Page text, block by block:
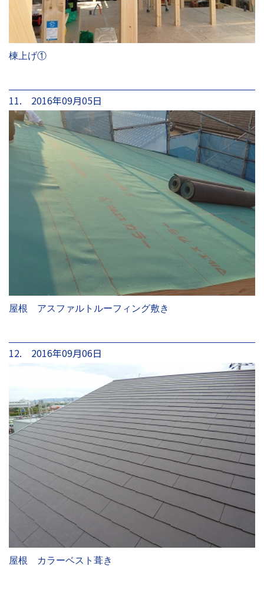
棟上げ①
11. 2016年09月05日
屋根 アスファルトルーフィング敷き
12. 2016年09月06日
屋根 カラーベスト葺き